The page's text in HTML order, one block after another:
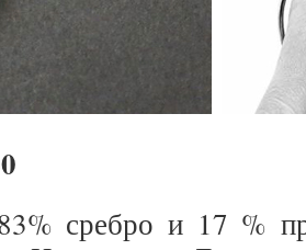
сребро и 17 %